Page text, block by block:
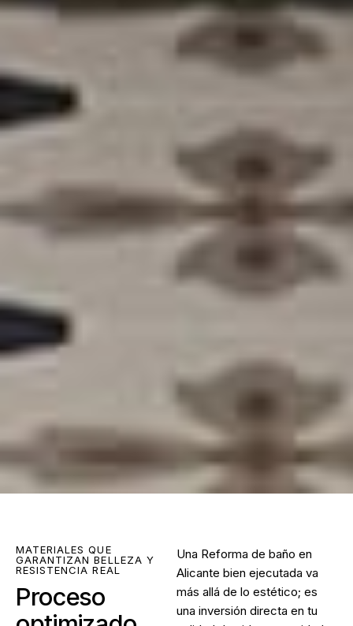
MATERIALES QUE
GARANTIZAN BELLEZA Y
RESISTENCIA REAL
Proceso
Una Reforma de baño en
Alicante bien ejecutada va
más allá de lo estético; es
una inversión directa en tu